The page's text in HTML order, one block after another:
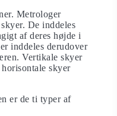
Metrologer
De inddeles
af deres højde i
inddeles derudover
Vertikale skyer
skyer
er de ti typer af